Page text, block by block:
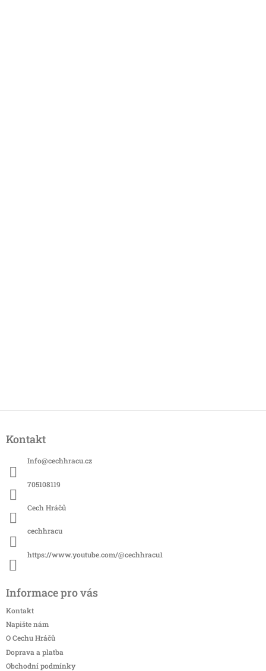
pKontakt
Info@cechhracu.cz
705108119
Cech Hráčů
cechhracu
https://www.youtube.com/@cechhracu1
Informace pro vás
Kontakt
Napište nám
O Cechu Hráčů
Doprava a platba
Obchodní podmínky